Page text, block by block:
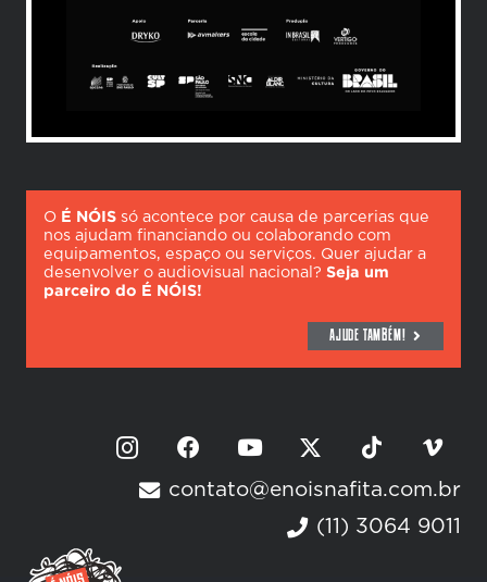
O É NÓIS só acontece por causa de parcerias que
nos ajudam financiando ou colaborando com
equipamentos, espaço ou serviços. Quer ajudar a
desenvolver o audiovisual nacional? Seja um
parceiro do É NÓIS!
AJUDE TAMBÉM!
contato@enoisnafita.com.br
(11) 3064 9011